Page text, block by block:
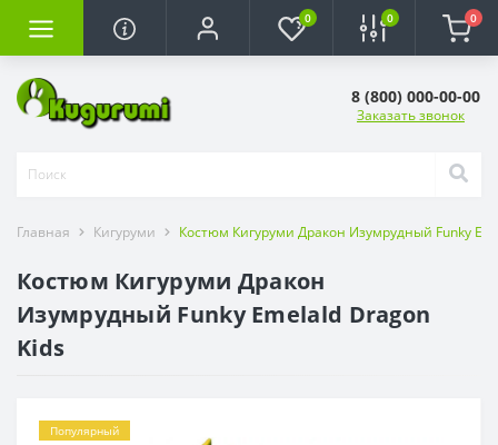
0 0 0
8 (800) 000-00-00
Заказать звонок
Главная Кигуруми Костюм Кигуруми Дракон Изумрудный Funky
Костюм Кигуруми Дракон
Изумрудный Funky Emelald Dragon
Kids
Популярный